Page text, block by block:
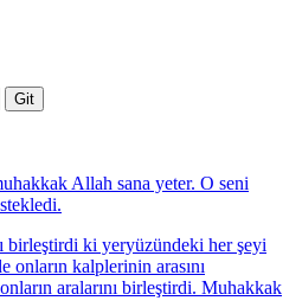
Git
Allah sana yeter. O seni
birleştirdi ki yeryüzündeki her şeyi
onların kalplerinin arasını
aralarını birleştirdi. Muhakkak